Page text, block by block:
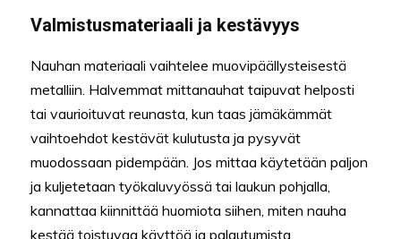
Valmistusmateriaali ja kestävyys
Nauhan materiaali vaihtelee muovipäällysteisestä
metalliin. Halvemmat mittanauhat taipuvat helposti
tai vaurioituvat reunasta, kun taas jämäkämmät
vaihtoehdot kestävät kulutusta ja pysyvät
muodossaan pidempään. Jos mittaa käytetään paljon
ja kuljetetaan työkaluvyössä tai laukun pohjalla,
kannattaa kiinnittää huomiota siihen, miten nauha
kestää toistuvaa käyttöä ja palautumista.